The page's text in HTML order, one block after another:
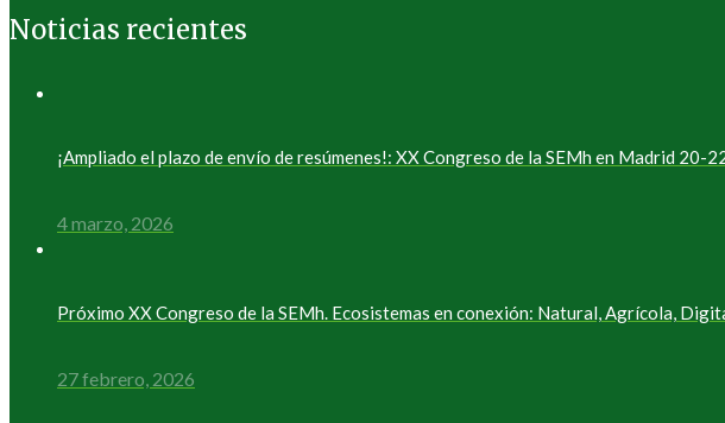
Noticias recientes
¡Ampliado el plazo de envío de resúmenes!: XX Congreso de la SEMh en Madrid 20-
4 marzo, 2026
Próximo XX Congreso de la SEMh. Ecosistemas en conexión: Natural, Agrícola,
27 febrero, 2026